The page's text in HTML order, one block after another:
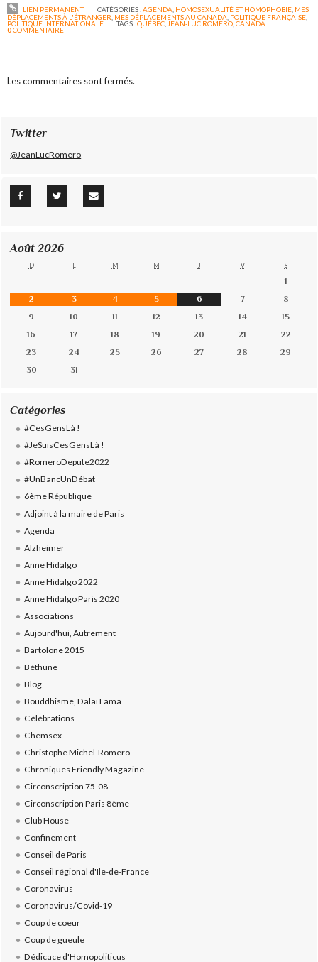
LIEN PERMANENT CATÉGORIES :AGENDA HOMOSEXUALITÉ ET HOMOPHOBIE, MES
DÉPLACEMENTS À L'ÉTRANGER MES DÉPLACEMENTS AU CANADA POLITIQUE FRANÇAISE
POLITIQUE INTERNATIONALE TAGS :QUÉBEC JEAN-LUC ROMERO ,CANADA
0COMMENTAIRE
Les commentaires sont fermés.
Twitter
@JeanLucRomero
Août 2026
D L M M J V S
1
2
3 4 5 6 7
8
9
10 11 12 13 14
15
16
17 18 19 20 21
22
23
24 25 26 27 28
29
30
31
Catégories
#CesGensLà !
#JeSuisCesGensLà !
#RomeroDepute2022
#UnBancUnDébat
6ème République
Adjoint à la maire de Paris
Agenda
Alzheimer
Anne Hidalgo
Anne Hidalgo 2022
Anne Hidalgo Paris 2020
Associations
Aujourd'hui, Autrement
Bartolone 2015
Béthune
Blog
Bouddhisme, Dalaï Lama
Célébrations
Chemsex
Christophe Michel-Romero
Chroniques Friendly Magazine
Circonscription 75-08
Circonscription Paris 8ème
Club House
Confinement
Conseil de Paris
Conseil régional d'Ile-de-France
Coronavirus
Coronavirus/Covid-19
Coup de coeur
Coup de gueule
Dédicace d'Homopoliticus